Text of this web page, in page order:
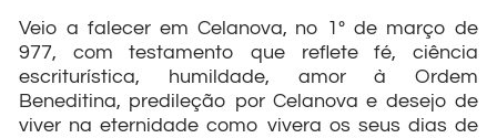
Veio a falecer em Celanova, no 1º de março de
977, com testamento que reflete fé, ciência
escriturística, humildade, amor à Ordem
Beneditina, predileção por Celanova e desejo de
viver na eternidade como vivera os seus dias de